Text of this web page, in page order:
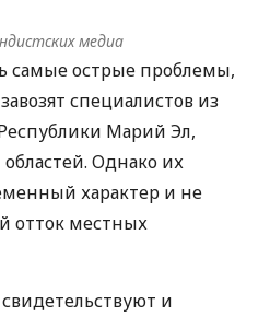
медиа
самые острые проблемы,
специалистов из
Марий Эл,
Однако их
характер и не
отток местных
и